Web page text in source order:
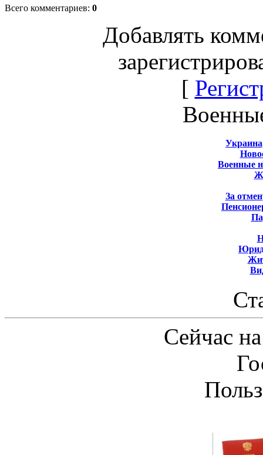
Всего комментариев: 0
Добавлять
[
Военные
За
Сейчас